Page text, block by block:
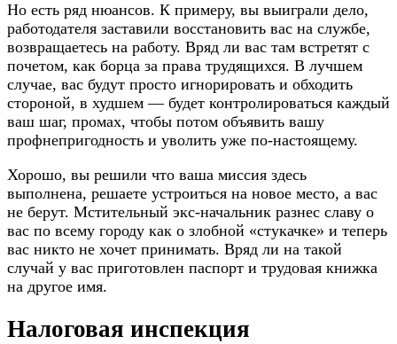
Но есть ряд нюансов. К примеру, вы выиграли дело,
работодателя заставили восстановить вас на службе,
возвращаетесь на работу. Вряд ли вас там встретят с
почетом, как борца за права трудящихся. В лучшем
случае, вас будут просто игнорировать и обходить
стороной, в худшем — будет контролироваться каждый
ваш шаг, промах, чтобы потом объявить вашу
профнепригодность и уволить уже по-настоящему.
Хорошо, вы решили что ваша миссия здесь
выполнена, решаете устроиться на новое место, а вас
не берут. Мстительный экс-начальник разнес славу о
вас по всему городу как о злобной «стукачке» и теперь
вас никто не хочет принимать. Вряд ли на такой
случай у вас приготовлен паспорт и трудовая книжка
на другое имя.
Налоговая инспекция